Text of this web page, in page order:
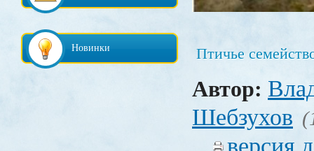
Новинки Птичье
Автор:
Шебзухов